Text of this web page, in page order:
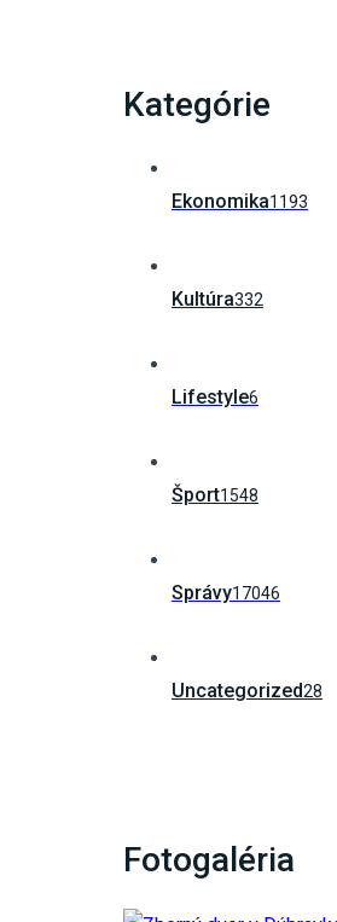
Kategórie
Ekonomika1193
Kultúra332
Lifestyle6
Šport1548
Správy17046
Uncategorized28
Fotogaléria